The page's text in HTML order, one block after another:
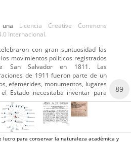
Licencia Creative Commons
Internacional.
con gran suntuosidad las
movimientos políticos registrados
San Salvador en 1811. Las
de 1911 fueron parte de un
efemérides, monumentos, lugares
Estado necesitaba inventar para
89
lucro para conservar la naturaleza académica y